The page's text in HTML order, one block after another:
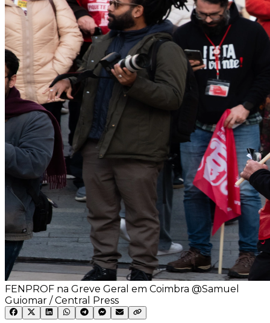
FENPROF na Greve Geral em Coimbra @Samuel
Guiomar / Central Press